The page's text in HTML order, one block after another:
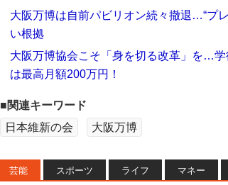
大阪万博は自前パビリオン続々撤退…“プ
い根拠
大阪万博協会こそ「身を切る改革」を…
は最高月額200万円！
■関連キーワード
日本維新の会
大阪万博
芸能 スポーツ ライフ マネー